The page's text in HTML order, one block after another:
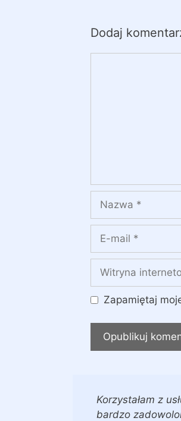
Dodaj
Nazwa
Witryna
internetowa
Zapamiętaj
Korzystałam z
bardzo